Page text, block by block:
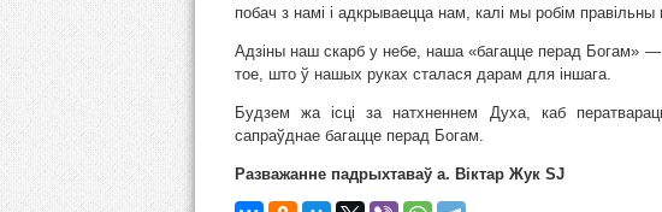
побач з намі і адкрываецца нам, калі мы робім
Адзіны наш скарб у небе, наша «багацце перад Богам»
тое, што ў нашых руках сталася дарам для іншага.
Будзем жа ісці за натхненнем Духа, каб
сапраўднае багацце перад Богам.
Разважанне падрыхтаваў а. Віктар Жук SJ